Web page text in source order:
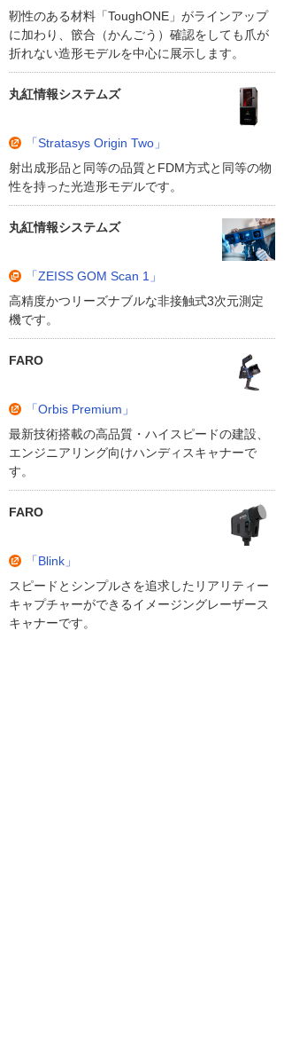
靭性のある材料「ToughONE」がラインアップ
に加わり、篏合（かんごう）確認をしても爪が
折れない造形モデルを中心に展示します。
丸紅情報システムズ
「Stratasys Origin Two」
射出成形品と同等の品質とFDM方式と同等の物
性を持った光造形モデルです。
丸紅情報システムズ
「ZEISS GOM Scan 1」
高精度かつリーズナブルな非接触式3次元測定
機です。
FARO
「Orbis Premium」
最新技術搭載の高品質・ハイスピードの建設、
エンジニアリング向けハンディスキャナーで
す。
FARO
「Blink」
スピードとシンプルさを追求したリアリティー
キャプチャーができるイメージングレーザース
キャナーです。